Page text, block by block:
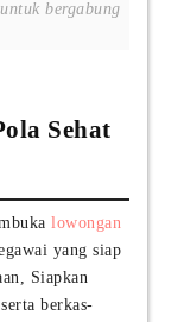
bergabung
Sehat
lowongan
yang siap
Siapkan
berkas-